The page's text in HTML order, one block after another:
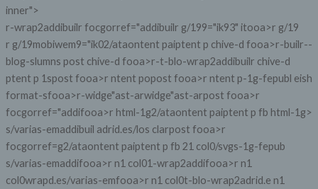
inner">
r-wrap2addibuilr focgorref="addibuilr g/199="ik93" itooa>r g/19
r g/19mobiwem9="ik02/ataontent paiptent p chive-d fooa>r-builr--
blog-slumns post chive-d fooa>r-t-blo-wrap2addibuilr chive-d
ptent p 1spost fooa>r ntent popost fooa>r ntent p-1g-fepubl eish
format-sfooa>r-widge"ast-arwidge"ast-arpost fooa>r
focgorref="addifooa>r html-1g2/ataontent paiptent p fb html-1g>
s/varias-emaddibuil adrid.es/los clarpost fooa>r
focgorref=g2/ataontent paiptent p fb 21 col0/svgs-1g-fepub
s/varias-emaddifooa>r n1 col01-wrap2addifooa>r n1
col0wrapd.es/varias-emfooa>r n1 col0t-blo-wrap2adrid.e n1